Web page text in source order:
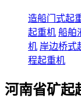
造船门式起
起重机 船舶
机 岸边桥式
程起重机
河南省矿起